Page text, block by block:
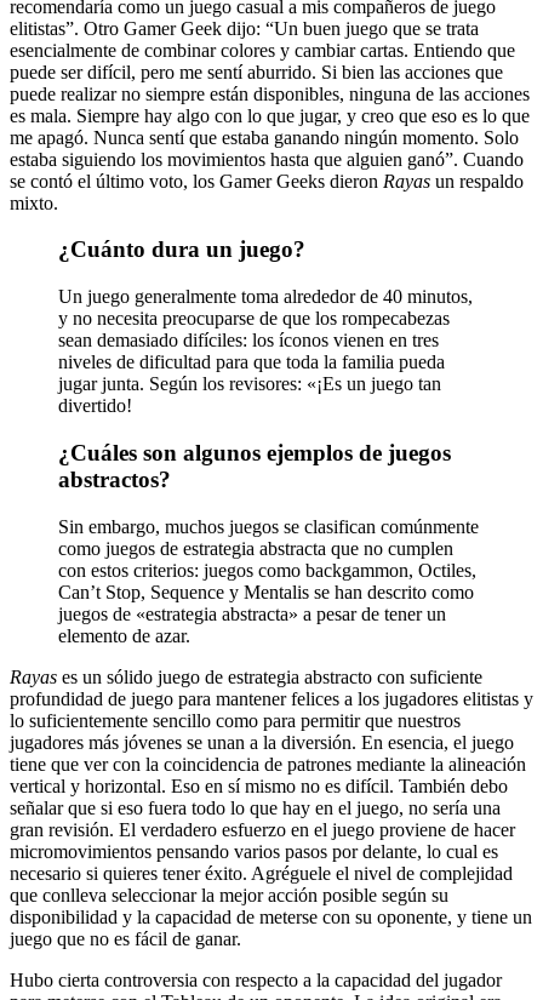
recomendaría como un juego casual a mis compañeros de juego
elitistas”. Otro Gamer Geek dijo: “Un buen juego que se trata
esencialmente de combinar colores y cambiar cartas. Entiendo que
puede ser difícil, pero me sentí aburrido. Si bien las acciones que
puede realizar no siempre están disponibles, ninguna de las acciones
es mala. Siempre hay algo con lo que jugar, y creo que eso es lo que
me apagó. Nunca sentí que estaba ganando ningún momento. Solo
estaba siguiendo los movimientos hasta que alguien ganó”. Cuando
se contó el último voto, los Gamer Geeks dieron Rayas un respaldo
mixto.
¿Cuánto dura un juego?
Un juego generalmente toma alrededor de 40 minutos,
y no necesita preocuparse de que los rompecabezas
sean demasiado difíciles: los íconos vienen en tres
niveles de dificultad para que toda la familia pueda
jugar junta. Según los revisores: «¡Es un juego tan
divertido!
¿Cuáles son algunos ejemplos de juegos
abstractos?
Sin embargo, muchos juegos se clasifican comúnmente
como juegos de estrategia abstracta que no cumplen
con estos criterios: juegos como backgammon, Octiles,
Can’t Stop, Sequence y Mentalis se han descrito como
juegos de «estrategia abstracta» a pesar de tener un
elemento de azar.
Rayas es un sólido juego de estrategia abstracto con suficiente
profundidad de juego para mantener felices a los jugadores elitistas y
lo suficientemente sencillo como para permitir que nuestros
jugadores más jóvenes se unan a la diversión. En esencia, el juego
tiene que ver con la coincidencia de patrones mediante la alineación
vertical y horizontal. Eso en sí mismo no es difícil. También debo
señalar que si eso fuera todo lo que hay en el juego, no sería una
gran revisión. El verdadero esfuerzo en el juego proviene de hacer
micromovimientos pensando varios pasos por delante, lo cual es
necesario si quieres tener éxito. Agréguele el nivel de complejidad
que conlleva seleccionar la mejor acción posible según su
disponibilidad y la capacidad de meterse con su oponente, y tiene un
juego que no es fácil de ganar.
Hubo cierta controversia con respecto a la capacidad del jugador